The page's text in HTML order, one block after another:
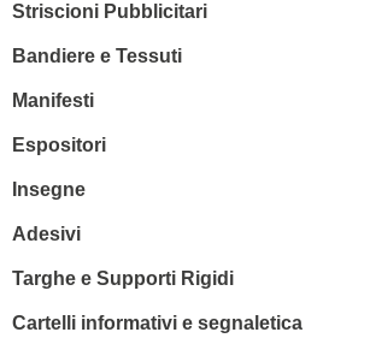
Striscioni Pubblicitari
Bandiere e Tessuti
Manifesti
Espositori
Insegne
Adesivi
Targhe e Supporti Rigidi
Cartelli informativi e segnaletica